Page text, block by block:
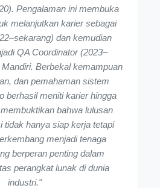
Pengalaman ini membuka
melanjutkan karier sebagai
dan kemudian
QA Coordinator (2023–
Berbekal kemampuan
dan pemahaman sistem
berhasil meniti karier hingga
bahwa lulusan
tidak hanya siap kerja tetapi
menjadi tenaga
berperan penting dalam
perangkat lunak di dunia
industri."